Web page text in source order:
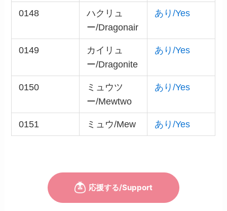
0148
ハクリュ
ー/Dragonair
あり/Yes
0149
カイリュ
ー/Dragonite
あり/Yes
0150
ミュウツ
ー/Mewtwo
あり/Yes
0151 ミュウ/Mew あり/Yes